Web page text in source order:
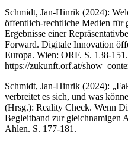
Schmidt, Jan-Hinrik (2024):
öffentlich-rechtliche Medien für
Ergebnisse einer
Forward. Digitale Innovation
Europa. Wien: ORF. S. 138-151.
https://zukunft.orf.at/
Schmidt, Jan-Hinrik (2024):
verbreitet es sich, und was
(Hrsg.): Reality Check. Wenn
Begleitband zur gleichnamigen
Ahlen. S. 177-181.